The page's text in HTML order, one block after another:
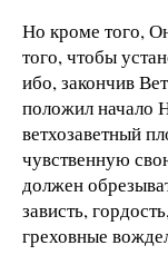
Но кроме того,
того, чтобы
ибо, закончив
положил начало
ветхозаветный
чувственную
должен
зависть,
греховные